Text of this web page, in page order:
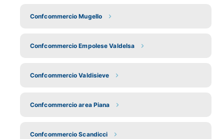
Confcommercio Mugello
Confcommercio Empolese Valdelsa
Confcommercio Valdisieve
Confcommercio area Piana
Confcommercio Scandicci